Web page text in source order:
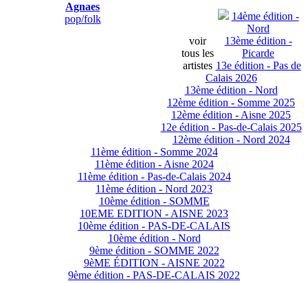
Agnaes
pop/folk
voir
tous les
artistes
14ème édition -
Nord
13ème édition -
Picarde
13e édition - Pas de
Calais 2026
13ème édition - Nord
12ème édition - Somme 2025
12ème édition - Aisne 2025
12e édition - Pas-de-Calais 2025
12ème édition - Nord 2024
11ème édition - Somme 2024
11ème édition - Aisne 2024
11ème édition - Pas-de-Calais 2024
11ème édition - Nord 2023
10ème édition - SOMME
10EME EDITION - AISNE 2023
10ème édition - PAS-DE-CALAIS
10ème édition - Nord
9ème édition - SOMME 2022
9èME ÉDITION - AISNE 2022
9ème édition - PAS-DE-CALAIS 2022